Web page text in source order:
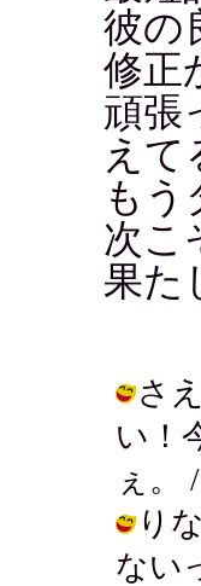
彼の
修正
頑張
えて
もう
次こ
果た
さ
い！
ぇ。
り
ない